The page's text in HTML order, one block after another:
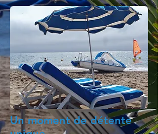
Un moment de détente